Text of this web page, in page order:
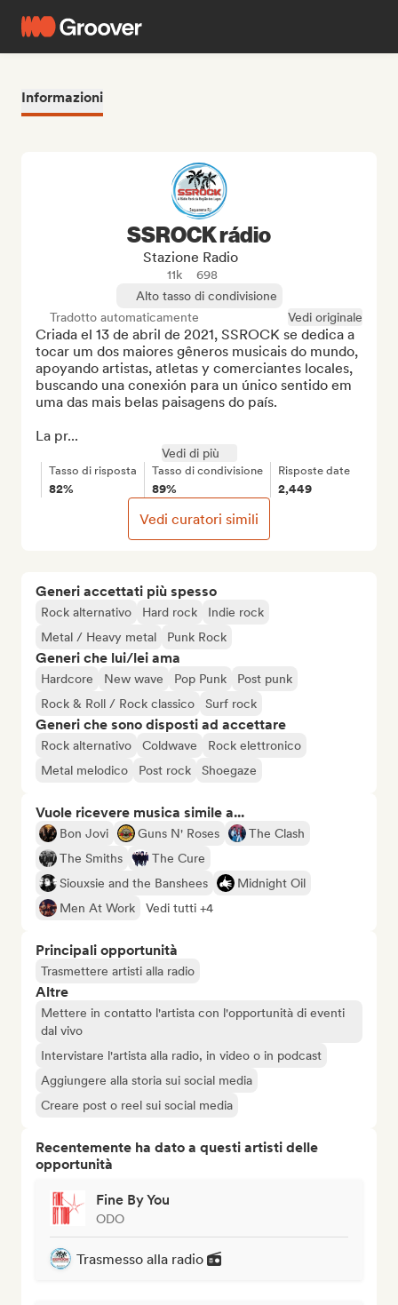
Informazioni
Generi accettati più spesso
Rock alternativo Hard rock
Indie rock
Metal / Heavy metal
Punk Rock
Generi che lui/lei ama
Hardcore New wave Pop Punk
Post punk
Rock & Roll / Rock classico
Surf rock
Generi che sono disposti ad accettare
Rock alternativo Coldwave
Rock elettronico
Metal melodico
Post rock Shoegaze
Vuole ricevere musica simile a...
Bon Jovi Guns N' Roses
The Clash
The Smiths
The Cure
Siouxsie and the Banshees
Midnight Oil
Men At Work
Vedi tutti +4
Principali opportunità
Trasmettere artisti alla radio
Altre
Mettere in contatto l'artista con l'opportunità di eventi
dal vivo
Intervistare l'artista alla radio, in video o in podcast
Aggiungere alla storia sui social media
Creare post o reel sui social media
Recentemente ha dato a questi artisti delle
opportunità
Fine By You
ODO
Trasmesso alla radio
SSROCK rádio
Stazione Radio
11k
698
Alto tasso di condivisione
Tradotto automaticamente
Vedi originale
Criada el 13 de abril de 2021, SSROCK se dedica a
tocar um dos maiores gêneros musicais do mundo,
apoyando artistas, atletas y comerciantes locales,
buscando una conexión para un único sentido em
uma das mais belas paisagens do país.
La pr...
Vedi di più
Tasso di risposta
82%
Tasso di condivisione
89%
Risposte date
2,449
Vedi curatori simili